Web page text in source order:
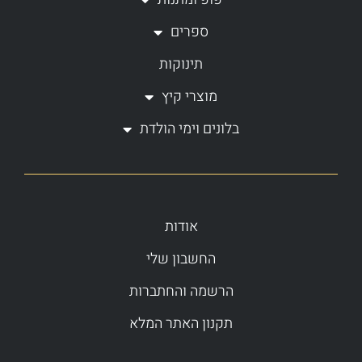
ספרים
תינוקות
מוצרי קיץ
בלונים וימי הולדת
אודות
החשבון שלי
הרשמה והחתברות
תקנון האתר המלא